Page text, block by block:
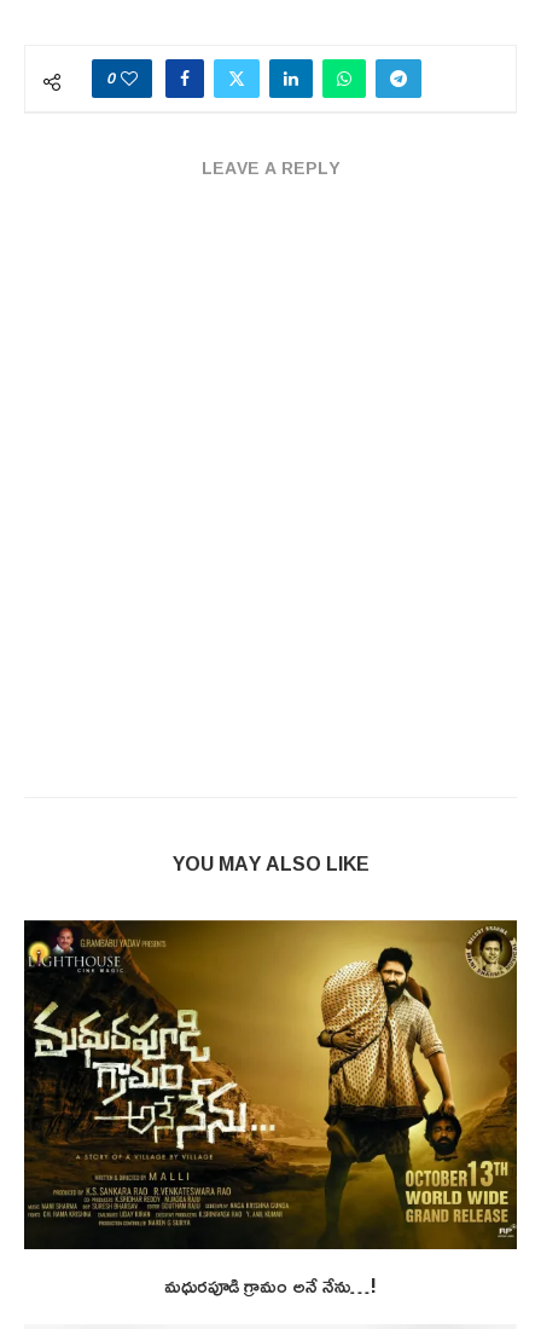
0
LEAVE A REPLY
YOU MAY ALSO LIKE
మధురపూడి గ్రామం అనే నేను…!